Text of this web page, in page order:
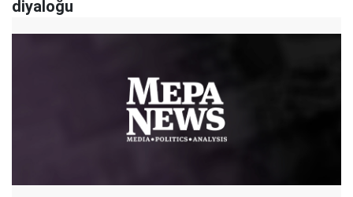
diyaloğu